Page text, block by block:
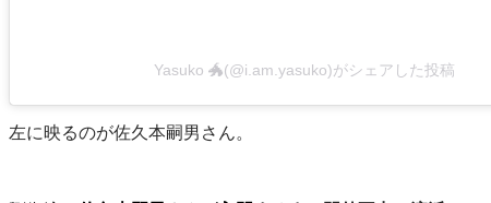
Yasuko 🐲(@i.am.yasuko)がシェアした投稿
左に映るのが佐久本嗣男さん。